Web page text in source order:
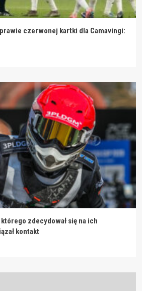
czerwonej kartki dla Camavingi:
zdecydował się na ich
kontakt